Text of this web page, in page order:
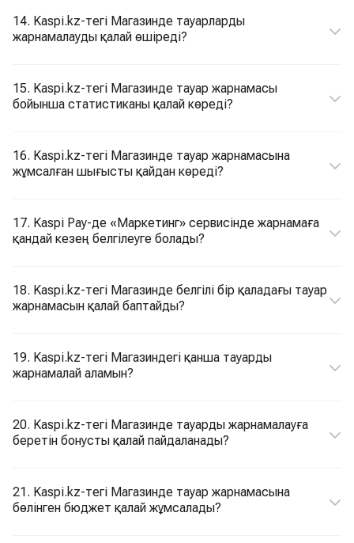
14. Kaspi.kz-тегі Магазинде тауарларды
жарнамалауды қалай өшіреді?
15. Kaspi.kz-тегі Магазинде тауар жарнамасы
бойынша статистиканы қалай көреді?
16. Kaspi.kz-тегі Магазинде тауар жарнамасына
жұмсалған шығысты қайдан көреді?
17. Kaspi Pay-де «Маркетинг» сервисінде жарнамаға
қандай кезең белгілеуге болады?
18. Kaspi.kz-тегі Магазинде белгілі бір қаладағы тауар
жарнамасын қалай баптайды?
19. Kaspi.kz-тегі Магазиндегі қанша тауарды
жарнамалай аламын?
20. Kaspi.kz-тегі Магазинде тауарды жарнамалауға
беретін бонусты қалай пайдаланады?
21. Kaspi.kz-тегі Магазинде тауар жарнамасына
бөлінген бюджет қалай жұмсалады?